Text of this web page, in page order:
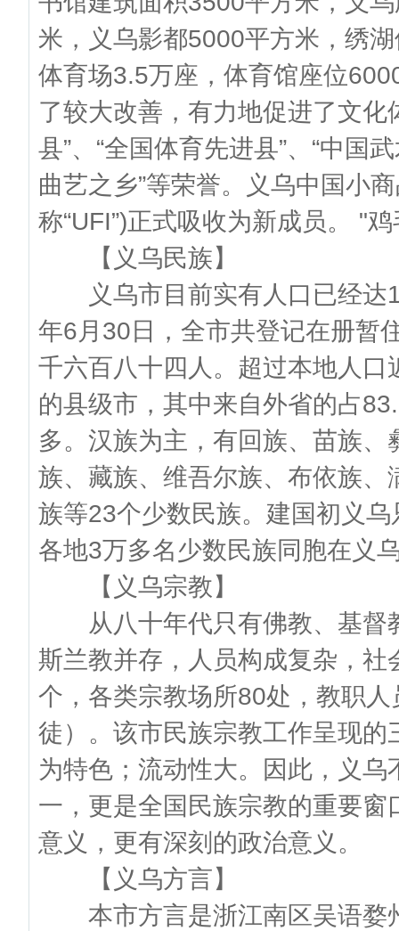
米，义乌影都5000平方米，绣
体育场3.5万座，体育馆座位
了较大改善，有力地促进了文
县”、“全国体育先进县”、“中国
曲艺之乡”等荣誉。义乌中国小
称“UFI”)正式吸收为新成员。 "
【义乌民族】
义乌市目前实有人口已经达
年6月30日，全市共登记在册暂
千六百八十四人。超过本地人
的县级市，其中来自外省的占
多。汉族为主，有回族、苗族
族、藏族、维吾尔族、布依族
族等23个少数民族。建国初义
各地3万多名少数民族同胞在义
【义乌宗教】
从八十年代只有佛教、基督
斯兰教并存，人员构成复杂，
个，各类宗教场所80处，教职
徒）。该市民族宗教工作呈现
为特色；流动性大。因此，义
一，更是全国民族宗教的重要
意义，更有深刻的政治意义。
【义乌方言】
本市方言是浙江南区吴语婺